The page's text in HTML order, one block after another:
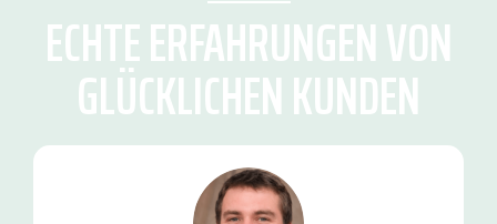
ECHTE ERFAHRUNGEN VON
GLÜCKLICHEN KUNDEN